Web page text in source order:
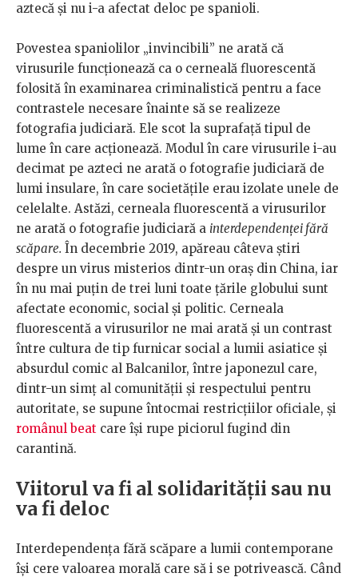
aztecă și nu i-a afectat deloc pe spanioli.
Povestea spaniolilor „invincibili” ne arată că
virusurile funcționează ca o cerneală fluorescentă
folosită în examinarea criminalistică pentru a face
contrastele necesare înainte să se realizeze
fotografia judiciară. Ele scot la suprafață tipul de
lume în care acționează. Modul în care virusurile i-au
decimat pe azteci ne arată o fotografie judiciară de
lumi insulare, în care societățile erau izolate unele de
celelalte. Astăzi, cerneala fluorescentă a virusurilor
ne arată o fotografie judiciară a interdependenței fără
scăpare. În decembrie 2019, apăreau câteva știri
despre un virus misterios dintr-un oraș din China, iar
în nu mai puțin de trei luni toate țările globului sunt
afectate economic, social și politic. Cerneala
fluorescentă a virusurilor ne mai arată și un contrast
între cultura de tip furnicar social a lumii asiatice și
absurdul comic al Balcanilor, între japonezul care,
dintr-un simț al comunității și respectului pentru
autoritate, se supune întocmai restricțiilor oficiale, și
românul beat care își rupe piciorul fugind din
carantină.
Viitorul va fi al solidarității sau nu
va fi deloc
Interdependența fără scăpare a lumii contemporane
își cere valoarea morală care să i se potrivească. Când